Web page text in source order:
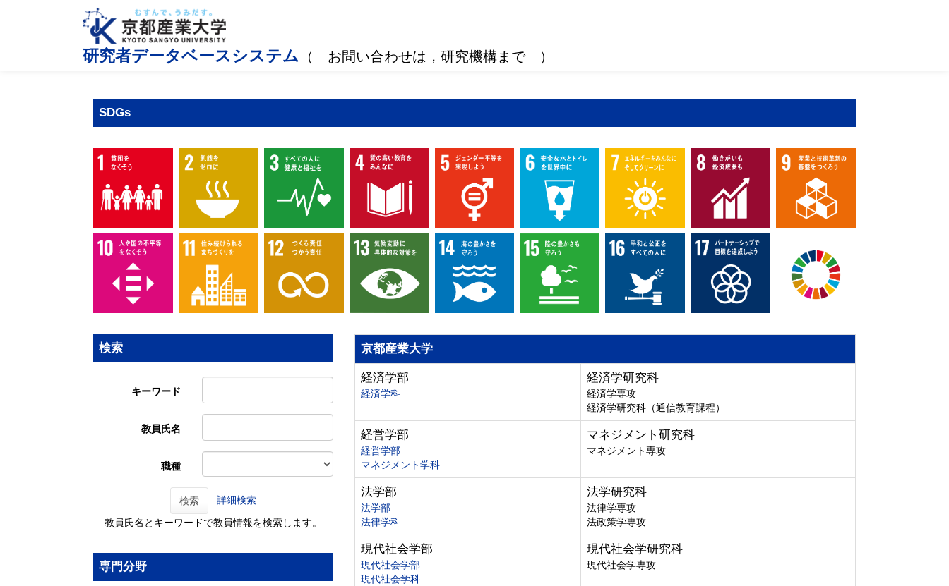
研究者データベースシステム （ お問い合わせは，研究機構まで ）
SDGs
検索
キーワード
教員氏名
職種
検索 詳細検索
教員氏名とキーワードで教員情報を検索します。
専門分野
京都産業大学
経済学部
経済学科
経済学研究科
経済学専攻
経済学研究科（通信教育課程）
経営学部
経営学部
マネジメント学科
マネジメント研究科
マネジメント専攻
法学部
法学部
法律学科
法学研究科
法律学専攻
法政策学専攻
現代社会学部
現代社会学部
現代社会学科
現代社会学研究科
現代社会学専攻